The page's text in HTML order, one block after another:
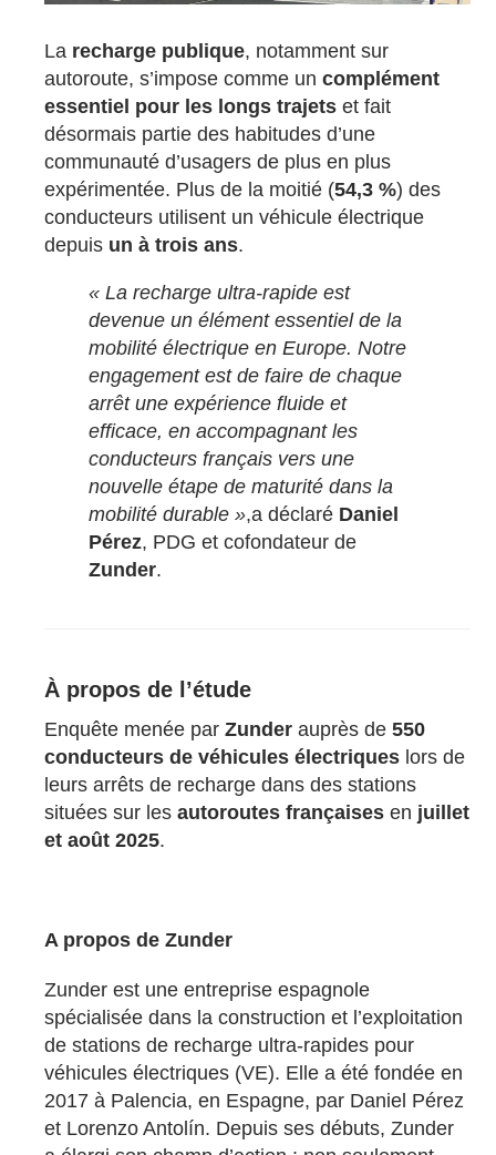
La recharge publique, notamment sur
autoroute, s’impose comme uncomplément
essentiel pour les longs trajets et fait
désormais partie des habitudes d’une
communauté d’usagers de plus en plus
expérimentée. Plus de la moitié (54,3 %) des
conducteurs utilisent un véhicule électrique
depuis un à trois ans.
« La recharge ultra-rapide est
devenue un élément essentiel de la
mobilité électrique en Europe. Notre
engagement est de faire de chaque
arrêt une expérience fluide et
efficace, en accompagnant les
conducteurs français vers une
nouvelle étape de maturité dans la
mobilité durable »,a déclaré Daniel
Pérez, PDG et cofondateur de
Zunder.
À propos de l’étude
Enquête menée parZunder auprès de550
conducteurs de véhicules électriques lors de
leurs arrêts de recharge dans des stations
situées sur lesautoroutes françaises en juillet
et août 2025.
A propos de Zunder
Zunder est une entreprise espagnole
spécialisée dans la construction et l’exploitation
de stations de recharge ultra-rapides pour
véhicules électriques (VE). Elle a été fondée en
2017 à Palencia, en Espagne, par Daniel Pérez
et Lorenzo Antolín. Depuis ses débuts, Zunder